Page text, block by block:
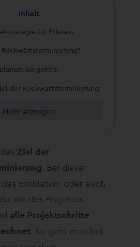
Inhalt
für Effizienz
So geht’s!
der Rückwärtsterminierung
Mehr anzeigen
Ziel der
. Bei dieser
Enddatum oder auch
des Projektes
alle Projektschritte
. So geht man bei